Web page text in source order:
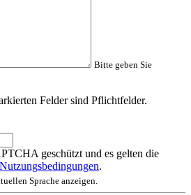
Bitte geben Sie
Felder sind Pflichtfelder.
geschützt und es gelten die
Nutzungsbedingungen.
Sprache anzeigen.